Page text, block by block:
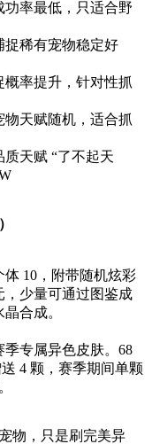
率最低，只适合野
捉稀有宠物稳定好
率提升，针对性抓
天赋随机，适合抓
天赋 “了不起天
10，附带随机炫彩
，少量可通过图鉴成
合成。
专属异色皮肤。68
4 颗，赛季期间单颗
物，只是刷完美异